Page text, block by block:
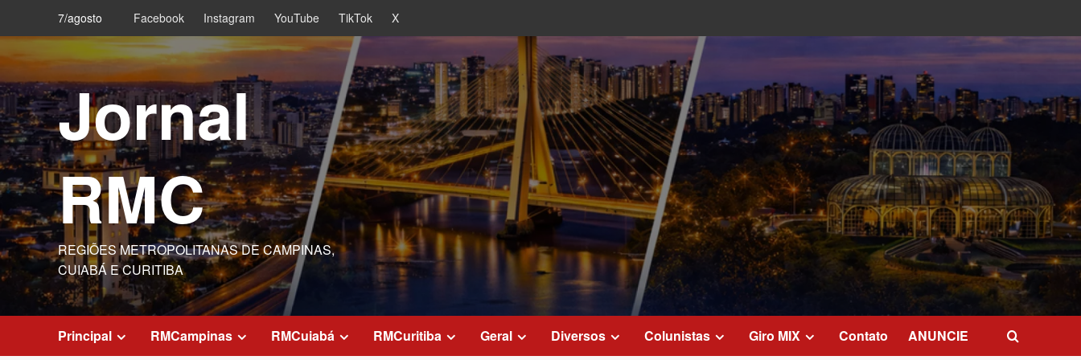
content
7/agosto Facebook Instagram YouTube TikTok X
Jornal
RMC
REGIÕES METROPOLITANAS DE CAMPINAS,
CUIABÁ E CURITIBA
Principal RMCampinas RMCuiabá RMCuritiba Geral Diversos Colunistas Giro MIX Contato ANUNCIE